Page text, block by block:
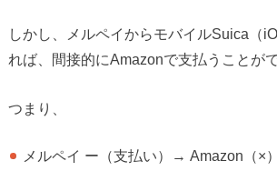
しかし、メルペイからモバイルSuica（
れば、間接的にAmazonで支払うことがで
つまり、
メルペイ ー（支払い）→ Amazon（×）